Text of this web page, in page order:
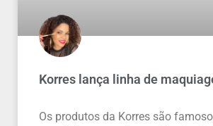
Korres lança linha de
Os produtos da Korres são